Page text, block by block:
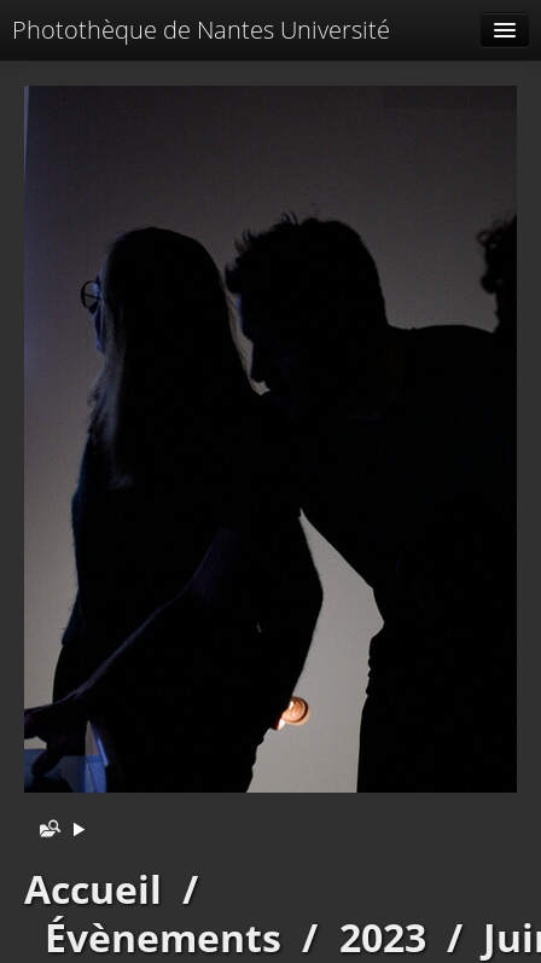
Photothèque de Nantes Université
Accueil /
Évènements / 2023 /